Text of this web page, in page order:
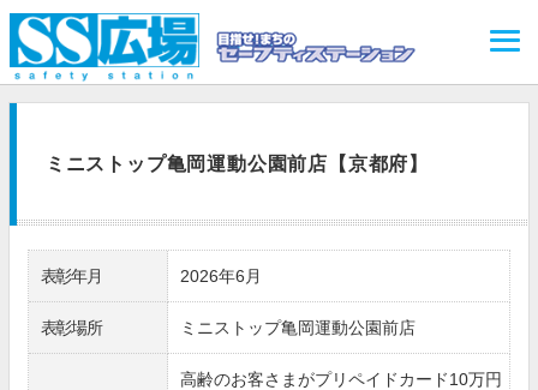
ミニストップ亀岡運動公園前店【京都府】
表彰年月 2026年6月
表彰場所 ミニストップ亀岡運動公園前店
高齢のお客さまがプリペイドカード10万円